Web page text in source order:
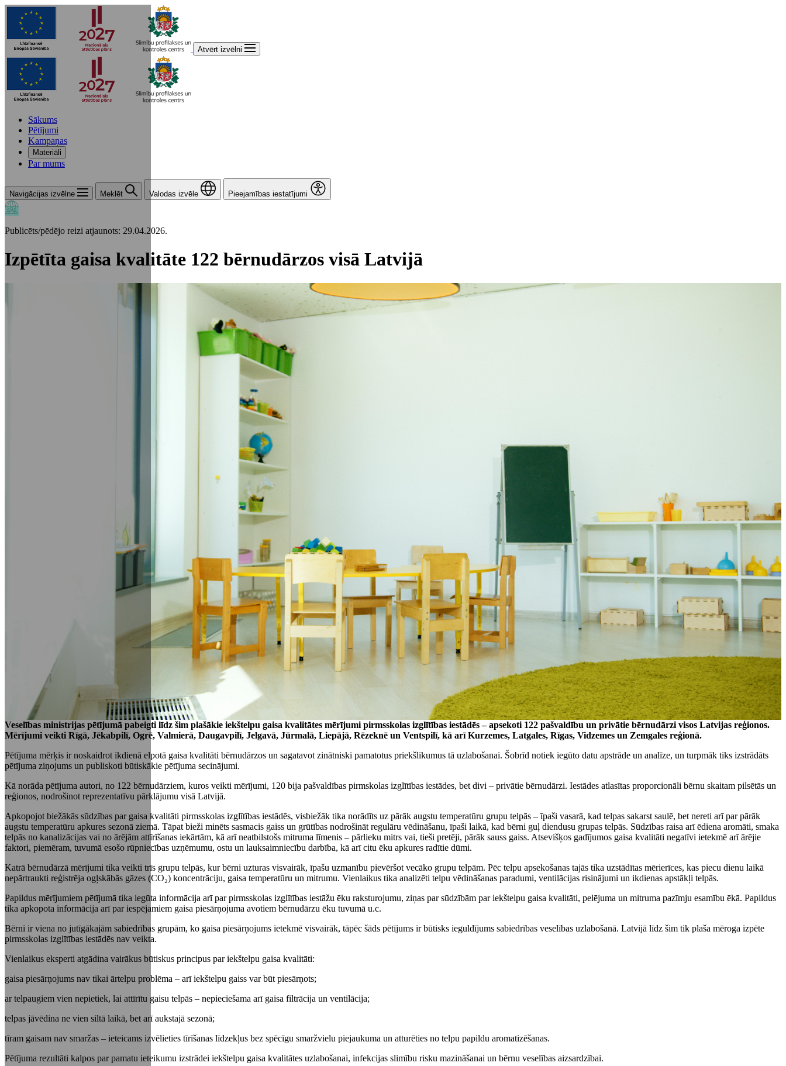
Atvērt izvēlni
Sākums
Pētījumi
Kampaņas
Materiāli
Par mums
Navigācijas izvēlne Meklēt Valodas izvēle Pieejamības iestatījumi
Publicēts/pēdējo reizi atjaunots: 29.04.2026.
Izpētīta gaisa kvalitāte 122 bērnudārzos visā Latvijā
Veselības ministrijas pētījumā pabeigti līdz šim plašākie iekštelpu gaisa kvalitātes mērījumi pirmsskolas izglītības iestādēs – apsekoti 122 pašvaldību un privātie bērnudārzi visos Latvijas reģionos.
Mērījumi veikti Rīgā, Jēkabpilī, Ogrē, Valmierā, Daugavpilī, Jelgavā, Jūrmalā, Liepājā, Rēzeknē un Ventspilī, kā arī Kurzemes, Latgales, Rīgas, Vidzemes un Zemgales reģionā.
Pētījuma mērķis ir noskaidrot ikdienā elpotā gaisa kvalitāti bērnudārzos un sagatavot zinātniski pamatotus priekšlikumus tā uzlabošanai. Šobrīd notiek iegūto datu apstrāde un analīze, un turpmāk tiks izstrādāts
pētījuma ziņojums un publiskoti būtiskākie pētījuma secinājumi.
Kā norāda pētījuma autori, no 122 bērnudārziem, kuros veikti mērījumi, 120 bija pašvaldības pirmskolas izglītības iestādes, bet divi – privātie bērnudārzi. Iestādes atlasītas proporcionāli bērnu skaitam pilsētās un
reģionos, nodrošinot reprezentatīvu pārklājumu visā Latvijā.
Apkopojot biežākās sūdzības par gaisa kvalitāti pirmsskolas izglītības iestādēs, visbiežāk tika norādīts uz pārāk augstu temperatūru grupu telpās – īpaši vasarā, kad telpas sakarst saulē, bet nereti arī par pārāk
augstu temperatūru apkures sezonā ziemā. Tāpat bieži minēts sasmacis gaiss un grūtības nodrošināt regulāru vēdināšanu, īpaši laikā, kad bērni guļ diendusu grupas telpās. Sūdzības raisa arī ēdiena aromāti, smaka
telpās no kanalizācijas vai no ārējām attīrīšanas iekārtām, kā arī neatbilstošs mitruma līmenis – pārlieku mitrs vai, tieši pretēji, pārāk sauss gaiss. Atsevišķos gadījumos gaisa kvalitāti negatīvi ietekmē arī ārējie
faktori, piemēram, tuvumā esošo rūpniecības uzņēmumu, ostu un lauksaimniecību darbība, kā arī citu ēku apkures radītie dūmi.
Katrā bērnudārzā mērījumi tika veikti trīs grupu telpās, kur bērni uzturas visvairāk, īpašu uzmanību pievēršot vecāko grupu telpām. Pēc telpu apsekošanas tajās tika uzstādītas mērierīces, kas piecu dienu laikā
nepārtraukti reģistrēja ogļskābās gāzes (CO₂) koncentrāciju, gaisa temperatūru un mitrumu. Vienlaikus tika analizēti telpu vēdināšanas paradumi, ventilācijas risinājumi un ikdienas apstākļi telpās.
Papildus mērījumiem pētījumā tika iegūta informācija arī par pirmsskolas izglītības iestāžu ēku raksturojumu, ziņas par sūdzībām par iekštelpu gaisa kvalitāti, pelējuma un mitruma pazīmju esamību ēkā. Papildus
tika apkopota informācija arī par iespējamiem gaisa piesārņojuma avotiem bērnudārzu ēku tuvumā u.c.
Bērni ir viena no jutīgākajām sabiedrības grupām, ko gaisa piesārņojums ietekmē visvairāk, tāpēc šāds pētījums ir būtisks ieguldījums sabiedrības veselības uzlabošanā. Latvijā līdz šim tik plaša mēroga izpēte
pirmsskolas izglītības iestādēs nav veikta.
Vienlaikus eksperti atgādina vairākus būtiskus principus par iekštelpu gaisa kvalitāti:
gaisa piesārņojums nav tikai ārtelpu problēma – arī iekštelpu gaiss var būt piesārņots;
ar telpaugiem vien nepietiek, lai attīrītu gaisu telpās – nepieciešama arī gaisa filtrācija un ventilācija;
telpas jāvēdina ne vien siltā laikā, bet arī aukstajā sezonā;
tīram gaisam nav smaržas – ieteicams izvēlieties tīrīšanas līdzekļus bez spēcīgu smaržvielu piejaukuma un atturēties no telpu papildu aromatizēšanas.
Pētījuma rezultāti kalpos par pamatu ieteikumu izstrādei iekštelpu gaisa kvalitātes uzlabošanai, infekcijas slimību risku mazināšanai un bērnu veselības aizsardzībai.